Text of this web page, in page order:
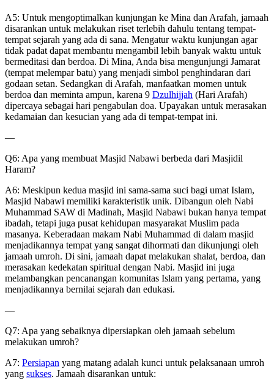
A5: Untuk mengoptimalkan kunjungan ke Mina dan Arafah, jamaah
disarankan untuk melakukan riset terlebih dahulu tentang tempat-
tempat sejarah yang ada di sana. Mengatur waktu kunjungan agar
tidak padat dapat membantu mengambil lebih banyak waktu untuk
bermeditasi dan berdoa. Di Mina, Anda bisa mengunjungi Jamarat
(tempat melempar batu) yang menjadi simbol penghindaran dari
godaan setan. Sedangkan di Arafah, manfaatkan momen untuk
berdoa dan meminta ampun, karena 9 Dzulhijjah (Hari Arafah)
dipercaya sebagai hari pengabulan doa. Upayakan untuk merasakan
kedamaian dan kesucian yang ada di tempat-tempat ini.
—
Q6: Apa yang membuat Masjid Nabawi berbeda dari Masjidil
Haram?
A6: Meskipun kedua masjid ini sama-sama suci bagi umat Islam,
Masjid Nabawi memiliki karakteristik unik. Dibangun oleh Nabi
Muhammad SAW di Madinah, Masjid Nabawi bukan hanya tempat
ibadah, tetapi juga pusat kehidupan masyarakat Muslim pada
masanya. Keberadaan makam Nabi Muhammad di dalam masjid
menjadikannya tempat yang sangat dihormati dan dikunjungi oleh
jamaah umroh. Di sini, jamaah dapat melakukan shalat, berdoa, dan
merasakan kedekatan spiritual dengan Nabi. Masjid ini juga
melambangkan pencanangan komunitas Islam yang pertama, yang
menjadikannya bernilai sejarah dan edukasi.
—
Q7: Apa yang sebaiknya dipersiapkan oleh jamaah sebelum
melakukan umroh?
A7: Persiapan yang matang adalah kunci untuk pelaksanaan umroh
yang sukses. Jamaah disarankan untuk: